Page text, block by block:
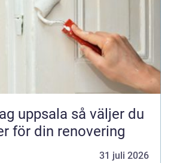
så väljer du
för din renovering
31 juli 2026